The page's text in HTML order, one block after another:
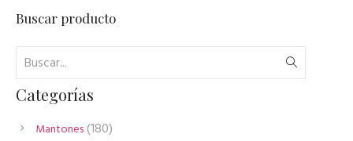
Buscar producto
Categorías
Mantones 180180